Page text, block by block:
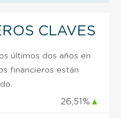
CLAVES
últimos dos años en
financieros están
26,51% ▲